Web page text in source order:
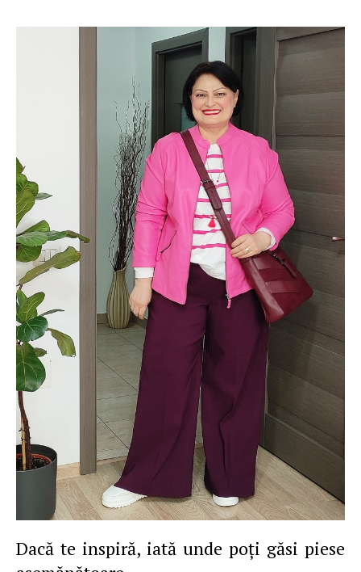
Dacă te inspiră, iată unde poţi găsi piese